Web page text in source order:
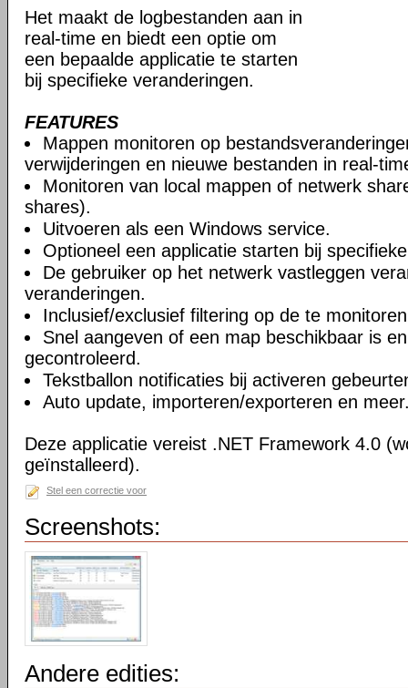
Het maakt de logbestanden aan in
real-time en biedt een optie om
een bepaalde applicatie te starten
bij specifieke veranderingen.
FEATURES
Mappen monitoren op
verwijderingen en nieuwe bestanden in real-
Monitoren van local mappen of netwerk
shares).
Uitvoeren als een Windows service.
Optioneel een applicatie starten bij
De gebruiker op het netwerk vastleggen
veranderingen.
Inclusief/exclusief filtering op de te
Snel aangeven of een map beschikbaar is
gecontroleerd.
Tekstballon notificaties bij activeren
Auto update, importeren/exporteren en
Deze applicatie vereist .NET Framework 4.0
geïnstalleerd).
Stel een correctie voor
Screenshots:
Andere edities: